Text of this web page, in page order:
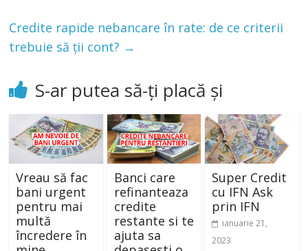
Credite rapide nebancare în rate: de ce criterii
trebuie să ții cont? →
S-ar putea să-ți placă și
Vreau să fac
bani urgent
pentru mai
multă
încredere în
Banci care
refinanteaza
credite
restante si te
ajuta sa
Super Credit
cu IFN Ask
prin IFN
ianuarie 21,
2023